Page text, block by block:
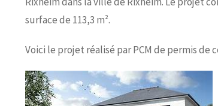
surface de 113,3 m².
Voici le projet réalisé par PCM de permis de